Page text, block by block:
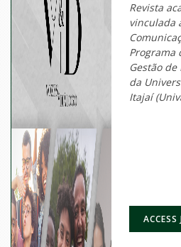
Revista
vinculada
Programa
Gestão
da
Itajaí